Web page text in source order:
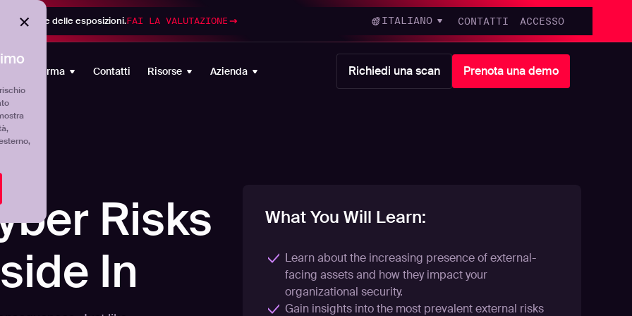
gestione delle esposizioni.FAI LA VALUTAZIONE ITALIANO CONTATTI ACCESSO
Piattaforma Contatti Risorse Azienda Richiedi una scan Prenota una demo
Risks
In
What You Will Learn:
Learn about the increasing presence of external-
facing assets and how they impact your
organizational security.
Gain insights into the most prevalent external risks